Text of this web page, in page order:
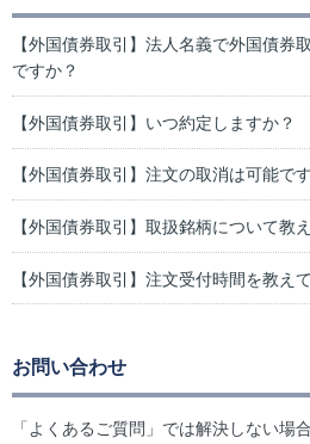
【外国債券取引】法人名義で外国債券
ですか？
【外国債券取引】いつ約定しますか？
【外国債券取引】注文の取消は可能で
【外国債券取引】取扱銘柄について教
【外国債券取引】注文受付時間を教え
お問い合わせ
「よくあるご質問」では解決しない場